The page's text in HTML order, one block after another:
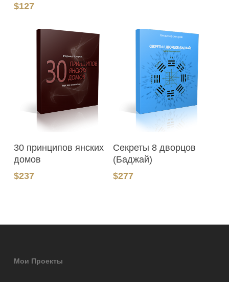
$127
30 принципов янских
домов
$237
В Корзину
Секреты 8 дворцов
(Баджай)
$277
Мои Проекты